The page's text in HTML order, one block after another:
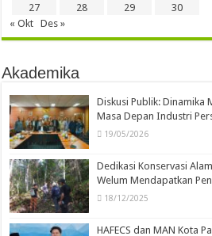
27
28 29
30
« Okt
Des »
Akademika
Diskusi Publik: Dinamika
Masa Depan Industri
19/05/2026
Dedikasi Konservasi
Welum Mendapatkan
18/12/2025
HAFECS dan MAN Kota